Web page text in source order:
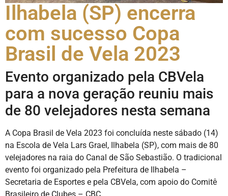
Ilhabela (SP) encerra
com sucesso Copa
Brasil de Vela 2023
Evento organizado pela CBVela
para a nova geração reuniu mais
de 80 velejadores nesta semana
A Copa Brasil de Vela 2023 foi concluída neste sábado (14)
na Escola de Vela Lars Grael, Ilhabela (SP), com mais de 80
velejadores na raia do Canal de São Sebastião. O tradicional
evento foi organizado pela Prefeitura de Ilhabela –
Secretaria de Esportes e pela CBVela, com apoio do Comitê
Brasileiro de Clubes – CBC.